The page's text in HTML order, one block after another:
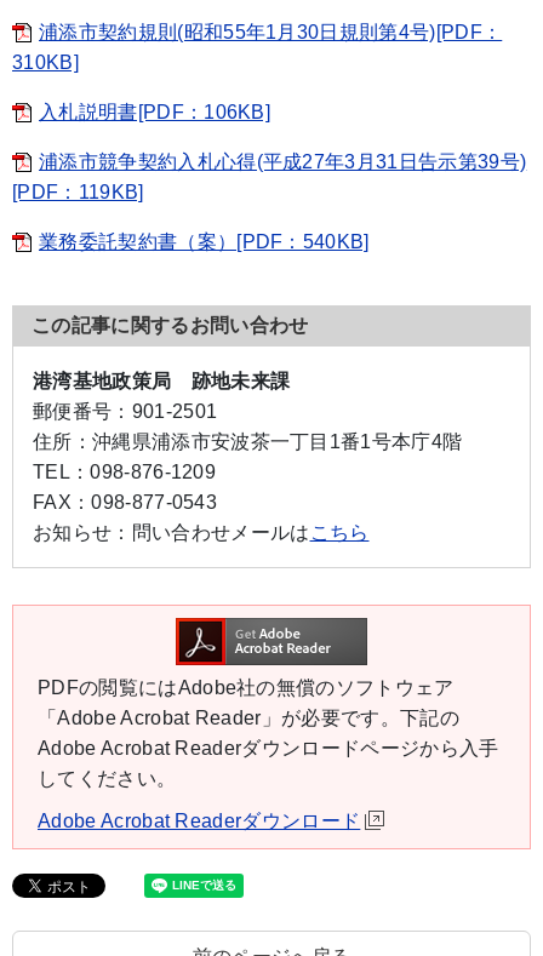
浦添市契約規則(昭和55年1月30日規則第4号)[PDF：
310KB]
入札説明書[PDF：106KB]
浦添市競争契約入札心得(平成27年3月31日告示第39号)
[PDF：119KB]
業務委託契約書（案）[PDF：540KB]
この記事に関するお問い合わせ
港湾基地政策局 跡地未来課
郵便番号： 901-2501
住所： 沖縄県浦添市安波茶一丁目1番1号本庁4階
TEL：098-876-1209
FAX：098-877-0543
お知らせ： 問い合わせメールは こちら
PDFの閲覧にはAdobe社の無償のソフトウェア
「Adobe Acrobat Reader」が必要です。下記の
Adobe Acrobat Readerダウンロードページから入手
してください。
Adobe Acrobat Readerダウンロード